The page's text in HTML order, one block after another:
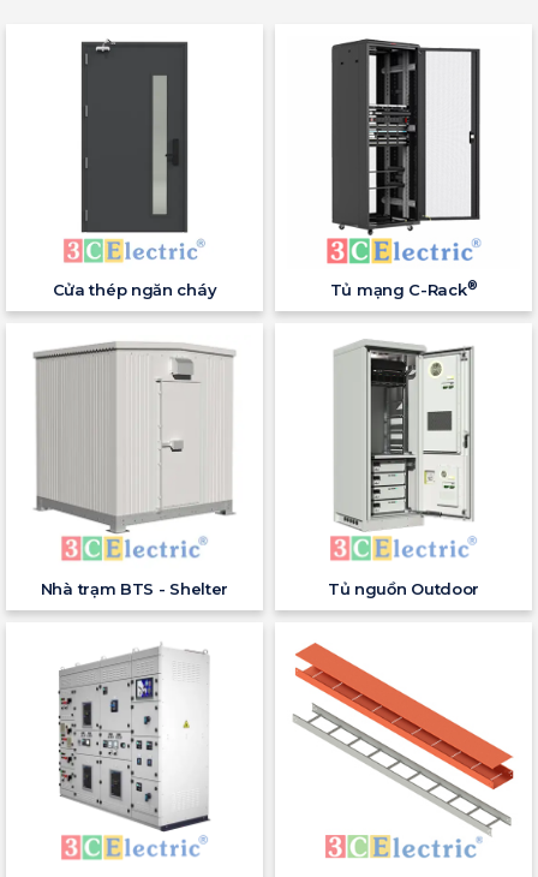
Cửa thép ngăn cháy Tủ mạng C-Rack®
Nhà trạm BTS - Shelter Tủ nguồn Outdoor